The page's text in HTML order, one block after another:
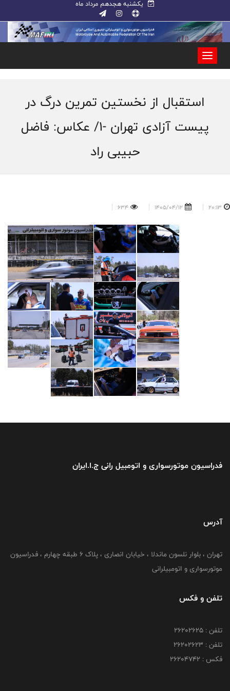
یکشنبه هجدهم مرداد ماه
استقبال از نخستین تمرین درگ در
پیست آزادی تهران -۱/ عکاس: فاضل
حبیبی راد
20:13
1405/04/12
634
فدراسیون موتورسواری و اتومبیل رانی ج.ا.ایران
آدرس
تهران ، بلوار نلسون ماندلا ، خیابان انصاری ، پلاک ۶ طبقه چهارم ، فدراسیون
موتورسواری و اتومبیلرانی
تلفن و فکس
تلفن : ۲۶۲۰۲۶۲۵
تلفن : ۲۶۲۰۲۶۲۳
فکس : ۲۶۲۰۴۷۴۲